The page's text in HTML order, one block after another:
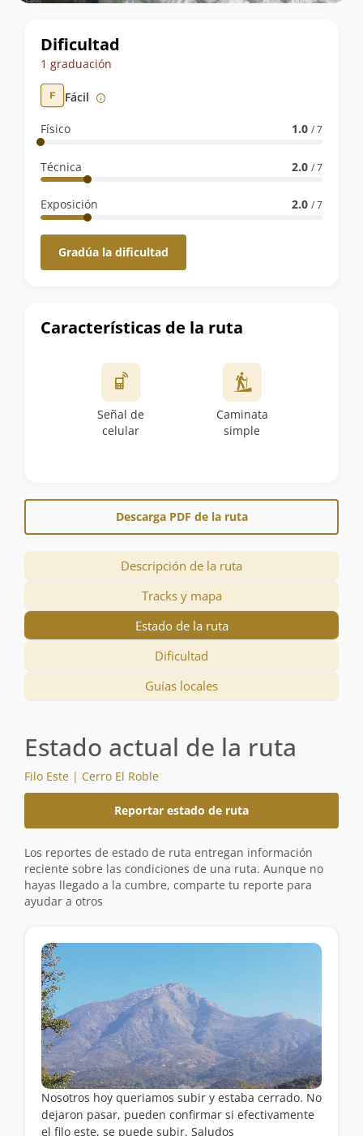
Datos
de
la
ruta
Dificultad
1 graduación
Fácil
Físico 1.0 / 7
Técnica 2.0 / 7
Exposición 2.0 / 7
Gradúa la dificultad
Características de la ruta
Señal de
celular
Caminata
simple
Descarga PDF de la ruta
Descripción de la ruta
Tracks y mapa
Estado de la ruta
Dificultad
Guías locales
Estado actual de la ruta
Filo Este | Cerro El Roble
Reportar estado de ruta
Los reportes de estado de ruta entregan información
reciente sobre las condiciones de una ruta. Aunque no
hayas llegado a la cumbre, comparte tu reporte para
ayudar a otros
Nosotros hoy queriamos subir y estaba cerrado. No
dejaron pasar, pueden confirmar si efectivamente
el filo este, se puede subir. Saludos